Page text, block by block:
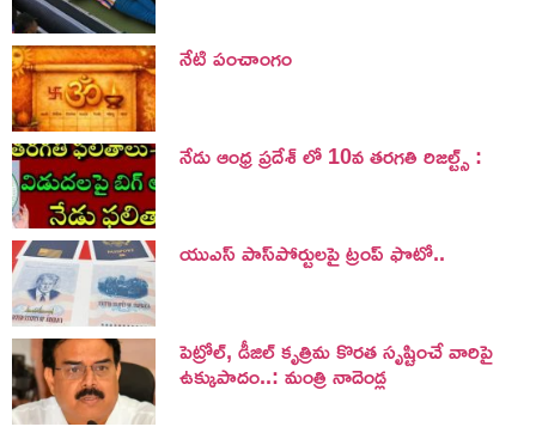
నేటి పంచాంగం
నేడు ఆంధ్ర ప్రదేశ్ లో 10వ తరగతి రిజల్ట్స్ :
యుఎస్ పాస్‌పోర్టులపై ట్రంప్‌ ఫొటో..
పెట్రోల్, డీజిల్ కృత్రిమ కొరత సృష్టించే వారిపై
ఉక్కుపాదం..: మంత్రి నాదెండ్ల